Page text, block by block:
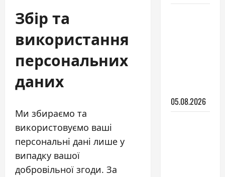
Збір та
використання
персональних
даних
Ми збираємо та
використовуємо ваші
персональні дані лише у
випадку вашої
добровільної згоди. За
05.08.2026